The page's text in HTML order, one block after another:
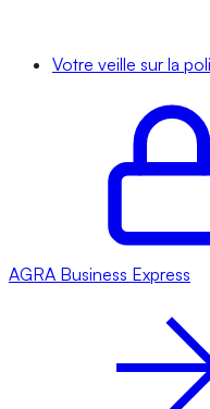
Votre veille sur la
AGRA Business Express